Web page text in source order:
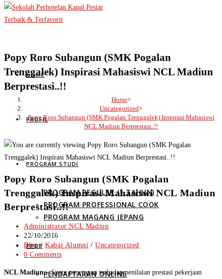
Skip
to
HOME
PROFIL
PROGRAM STUDI
PROGRAM REGULER (1 TAHUN)
PROGRAM PROFESSIONAL COOK
PROGRAM MAGANG JEPANG
PPDB
PENDAFTARAN ONLINE
Popy Roro Subangun (SMK Pogalan
Trenggalek) Inspirasi Mahasiswi NCL Madiun
Berprestasi..!!
Home>
Uncategorized>
Popy Roro Subangun (SMK Pogalan Trenggalek) Inspirasi Mahasiswi
NCL Madiun Berprestasi..!!
Popy Roro Subangun (SMK Pogalan
Trenggalek) Inspirasi Mahasiswi NCL Madiun
Berprestasi..!!
Post
author:
Administrator NCL Madiun
Post
published:
22/10/2016
Post
category:
Blog / Kabar Alumni / Uncategorized
Post
0 Comments
NCL Madiun– Suatu penerapan terhadap penilaian prestasi pekerjaan